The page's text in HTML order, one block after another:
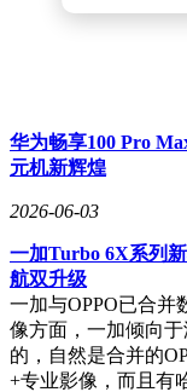
华为畅享100 Pro
元机新辉煌
2026-06-03
一加Turbo 6X系列
航双升级
一加与OPPO已合并
像方面，一加倾向
的，自然是合并的
+专业影像，而且有